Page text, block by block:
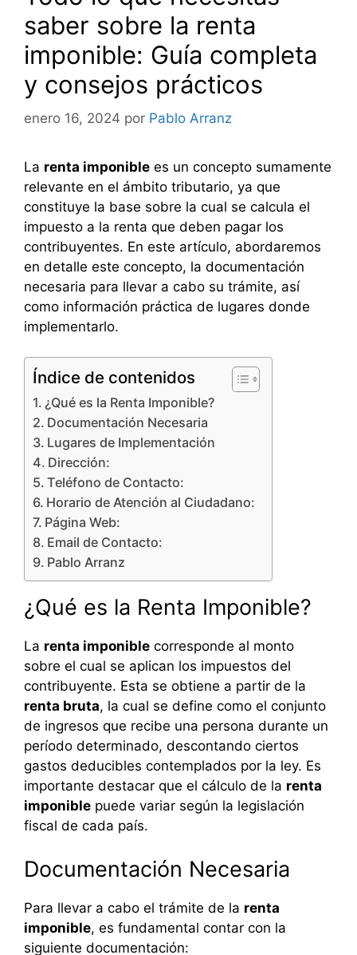
saber sobre la renta
imponible: Guía completa
y consejos prácticos
enero 16, 2024 por Pablo Arranz
La renta imponible es un concepto sumamente
relevante en el ámbito tributario, ya que
constituye la base sobre la cual se calcula el
impuesto a la renta que deben pagar los
contribuyentes. En este artículo, abordaremos
en detalle este concepto, la documentación
necesaria para llevar a cabo su trámite, así
como información práctica de lugares donde
implementarlo.
Índice de contenidos
¿Qué es la Renta Imponible?
Documentación Necesaria
Lugares de Implementación
Dirección:
Teléfono de Contacto:
Horario de Atención al Ciudadano:
Página Web:
Email de Contacto:
Pablo Arranz
¿Qué es la Renta Imponible?
La renta imponible corresponde al monto
sobre el cual se aplican los impuestos del
contribuyente. Esta se obtiene a partir de la
renta bruta, la cual se define como el conjunto
de ingresos que recibe una persona durante un
período determinado, descontando ciertos
gastos deducibles contemplados por la ley. Es
importante destacar que el cálculo de la renta
imponible puede variar según la legislación
fiscal de cada país.
Documentación Necesaria
Para llevar a cabo el trámite de la renta
imponible, es fundamental contar con la
siguiente documentación: